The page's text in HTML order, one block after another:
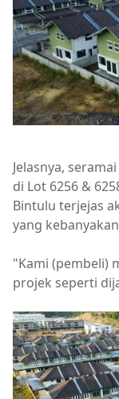
Jelasnya,
di Lot 6256 &
Bintulu terjejas
yang
"Kami (pembeli)
projek seperti